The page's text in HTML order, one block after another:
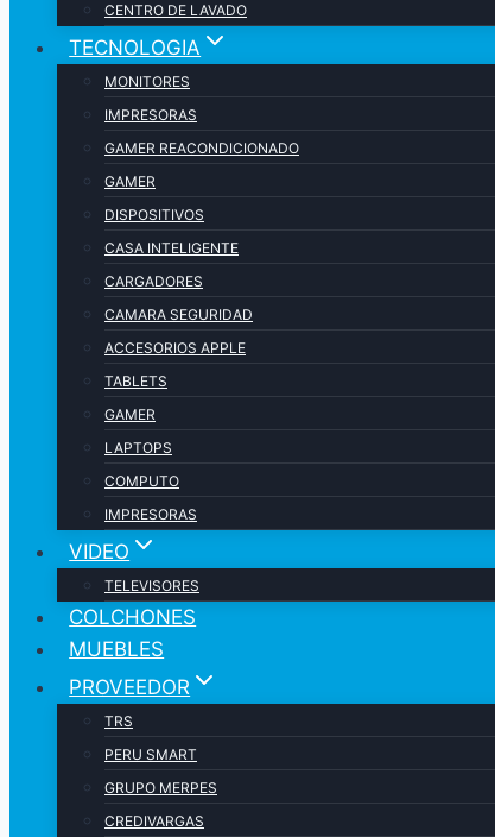
CENTRO DE LAVADO
TECNOLOGIA
MONITORES
IMPRESORAS
GAMER REACONDICIONADO
GAMER
DISPOSITIVOS
CASA INTELIGENTE
CARGADORES
CAMARA SEGURIDAD
ACCESORIOS APPLE
TABLETS
GAMER
LAPTOPS
COMPUTO
IMPRESORAS
VIDEO
TELEVISORES
COLCHONES
MUEBLES
PROVEEDOR
TRS
PERU SMART
GRUPO MERPES
CREDIVARGAS